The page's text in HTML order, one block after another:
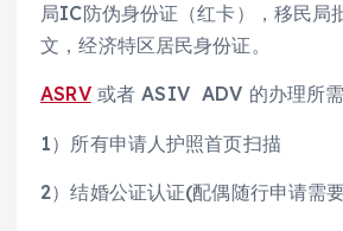
局IC防伪身份证（红卡），移民局
文，经济特区居民身份证。
ASRV或者 ASIV ADV 的办理所
1）所有申请人护照首页扫描
2）结婚公证认证(配偶随行申请需